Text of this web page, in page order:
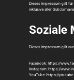
Dieses Impressum gilt
inklusive aller
Soziale
Dieses Impressum gilt
Facebook: https://
Instagram: https://
YouTube: https://